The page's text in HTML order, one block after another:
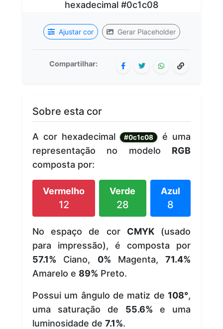
Ajustar cor Gerar Placeholder
Compartilhar:
Sobre esta cor
A cor hexadecimal #0c1c08
é uma
representação no modelo RGB
composta por:
Vermelho
12
Verde
28
Azul
8
No espaço de cor CMYK(usado
para impressão), é composta por
57.1% Ciano, 0% Magenta, 71.4%
Amarelo e 89% Preto.
Possui um ângulo de matiz de 108°,
uma saturação de 55.6% e uma
luminosidade de 7.1%.